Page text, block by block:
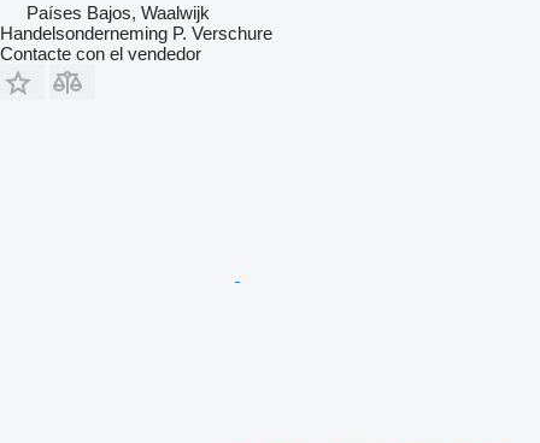
Países Bajos, Waalwijk
Handelsonderneming P. Verschure
Contacte con el vendedor